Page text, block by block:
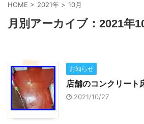
HOME > 2021年 > 10月
月別アーカイブ：2021年
お知らせ
店舗のコンクリート
2021/10/27